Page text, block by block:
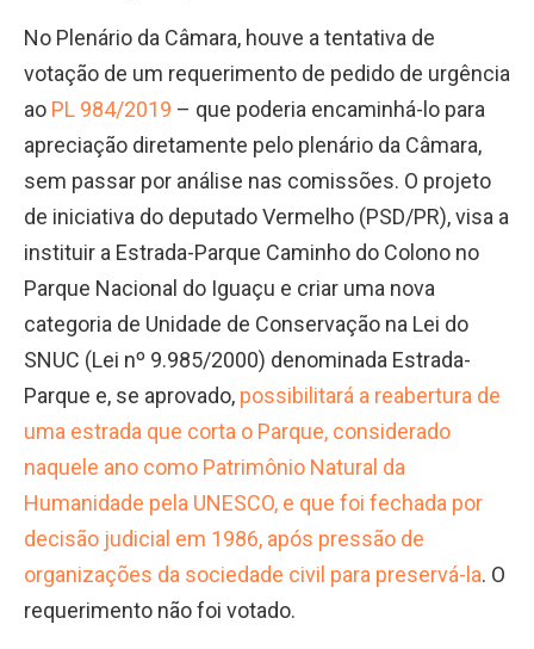
No Plenário da Câmara, houve a tentativa de
votação de um requerimento de pedido de urgência
ao PL 984/2019 – que poderia encaminhá-lo para
apreciação diretamente pelo plenário da Câmara,
sem passar por análise nas comissões. O projeto
de iniciativa do deputado Vermelho (PSD/PR), visa a
instituir a Estrada-Parque Caminho do Colono no
Parque Nacional do Iguaçu e criar uma nova
categoria de Unidade de Conservação na Lei do
SNUC (Lei nº 9.985/2000) denominada Estrada-
Parque e, se aprovado, possibilitará a reabertura de
uma estrada que corta o Parque, considerado
naquele ano como Patrimônio Natural da
Humanidade pela UNESCO, e que foi fechada por
decisão judicial em 1986, após pressão de
organizações da sociedade civil para preservá-la. O
requerimento não foi votado.